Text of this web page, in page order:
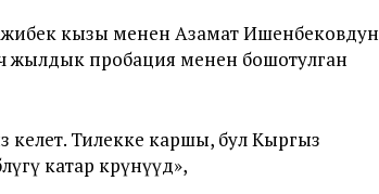
кызы менен Азамат Ишенбековдун
жылдык пробация менен бошотулган
келет. Тилекке каршы, бул Кыргыз
катар көрүнүүдө»,